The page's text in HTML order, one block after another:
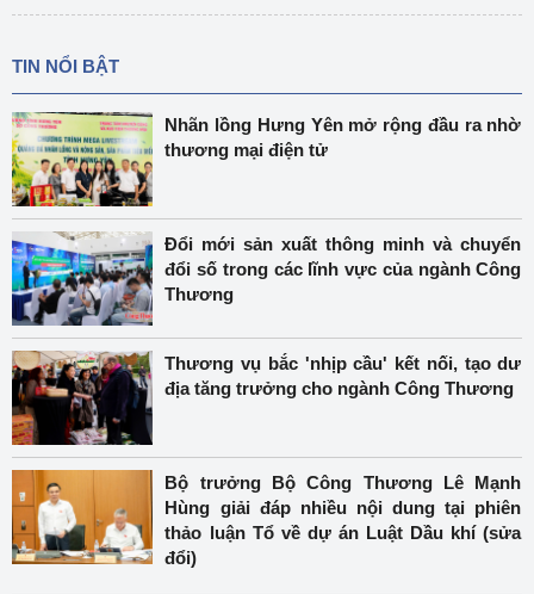
TIN NỔI BẬT
Nhãn lồng Hưng Yên mở rộng đầu ra nhờ
thương mại điện tử
Đổi mới sản xuất thông minh và chuyển
đổi số trong các lĩnh vực của ngành Công
Thương
Thương vụ bắc 'nhịp cầu' kết nối, tạo dư
địa tăng trưởng cho ngành Công Thương
Bộ trưởng Bộ Công Thương Lê Mạnh
Hùng giải đáp nhiều nội dung tại phiên
thảo luận Tổ về dự án Luật Dầu khí (sửa
đổi)